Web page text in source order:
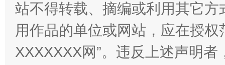
站不得转载、摘编或利用其它
用作品的单位或网站，应在授
XXXXXXX网”。违反上述声明